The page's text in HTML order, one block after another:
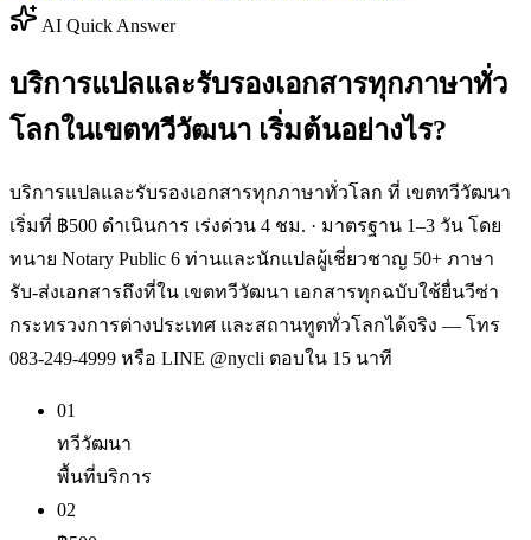
AI Quick Answer
บริการแปลและรับรองเอกสารทุกภาษาทั่ว
โลกในเขตทวีวัฒนา เริ่มต้นอย่างไร?
บริการแปลและรับรองเอกสารทุกภาษาทั่วโลก ที่ เขตทวีวัฒนา
เริ่มที่ ฿500 ดำเนินการ เร่งด่วน 4 ชม. · มาตรฐาน 1–3 วัน โดย
ทนาย Notary Public 6 ท่านและนักแปลผู้เชี่ยวชาญ 50+ ภาษา
รับ-ส่งเอกสารถึงที่ใน เขตทวีวัฒนา เอกสารทุกฉบับใช้ยื่นวีซ่า
กระทรวงการต่างประเทศ และสถานทูตทั่วโลกได้จริง — โทร
083-249-4999 หรือ LINE @nycli ตอบใน 15 นาที
01
ทวีวัฒนา
พื้นที่บริการ
02